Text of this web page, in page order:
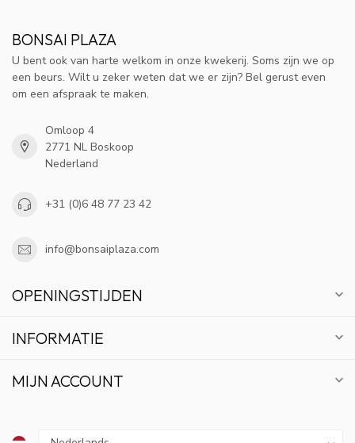
BONSAI PLAZA
U bent ook van harte welkom in onze kwekerij. Soms zijn we op
een beurs. Wilt u zeker weten dat we er zijn? Bel gerust even
om een afspraak te maken.
Omloop 4
2771 NL Boskoop
Nederland
+31 (0)6 48 77 23 42
info@bonsaiplaza.com
OPENINGSTIJDEN
INFORMATIE
MIJN ACCOUNT